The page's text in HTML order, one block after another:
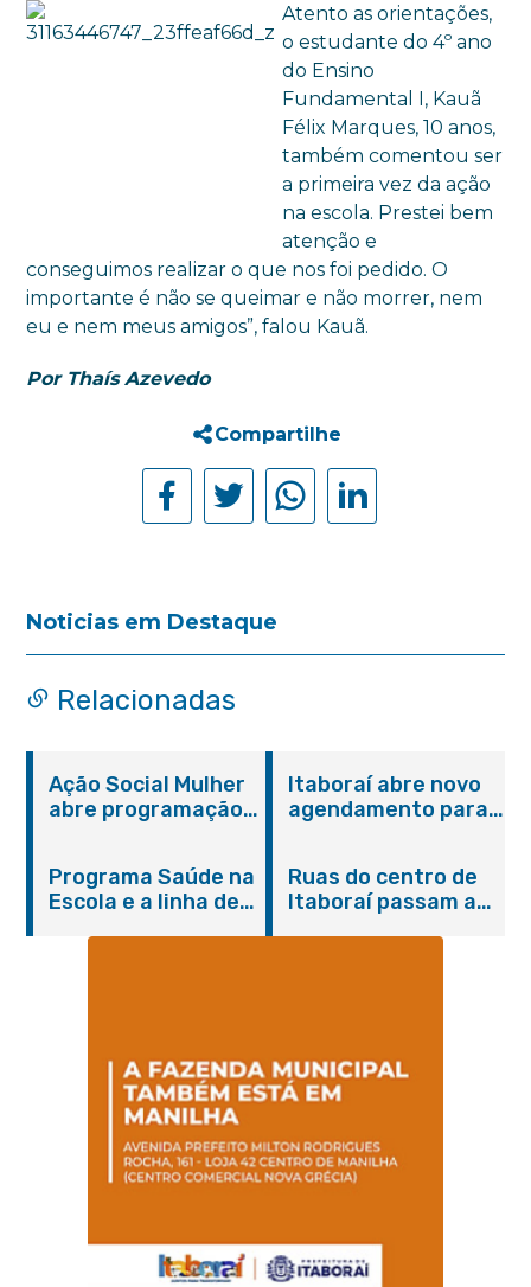
Atento as orientações,
o estudante do 4º ano
do Ensino
Fundamental I, Kauã
Félix Marques, 10 anos,
também comentou ser
a primeira vez da ação
na escola. Prestei bem
atenção e
conseguimos realizar o que nos foi pedido. O
importante é não se queimar e não morrer, nem
eu e nem meus amigos”, falou Kauã.
Por Thaís Azevedo
Compartilhe
Noticias em Destaque
Relacionadas
Ação Social Mulher
abre programação
serviços gratuitos e
orientações
Itaboraí abre novo
agendamento para
Programa Saúde na
Escola e a linha de
Magalhães Seabra
Ruas do centro de
Itaboraí passam a